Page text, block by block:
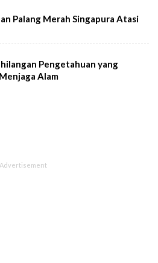
Palang Merah Singapura Atasi
Pengetahuan yang
Alam